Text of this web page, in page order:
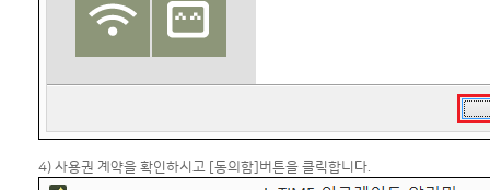
4) 사용권 계약을 확인하시고 [동의함]버튼을 클릭합니다.